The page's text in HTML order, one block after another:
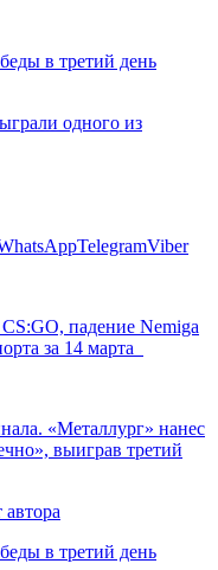
в третий день
одного из
TelegramViber
падение Nemiga
за 14 марта
«Металлург» нанес
выиграв третий
в третий день